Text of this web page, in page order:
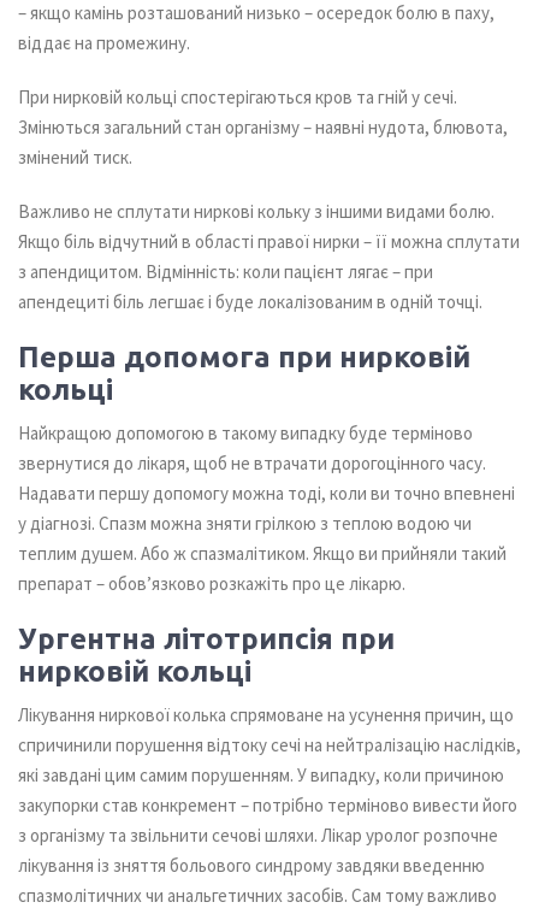
– якщо камінь розташований низько – осередок болю в паху,
віддає на промежину.
При нирковій кольці спостерігаються кров та гній у сечі.
Змінються загальний стан організму – наявні нудота, блювота,
змінений тиск.
Важливо не сплутати ниркові кольку з іншими видами болю.
Якщо біль відчутний в області правої нирки – її можна сплутати
з апендицитом. Відмінність: коли пацієнт лягає – при
апендециті біль легшає і буде локалізованим в одній точці.
Перша допомога при нирковій
кольці
Найкращою допомогою в такому випадку буде терміново
звернутися до лікаря, щоб не втрачати дорогоцінного часу.
Надавати першу допомогу можна тоді, коли ви точно впевнені
у діагнозі. Спазм можна зняти грілкою з теплою водою чи
теплим душем. Або ж спазмалітиком. Якщо ви прийняли такий
препарат – обов’язково розкажіть про це лікарю.
Ургентна літотрипсія при
нирковій кольці
Лікування ниркової колька спрямоване на усунення причин, що
спричинили порушення відтоку сечі на нейтралізацію наслідків,
які завдані цим самим порушенням. У випадку, коли причиною
закупорки став конкремент – потрібно терміново вивести його
з організму та звільнити сечові шляхи. Лікар уролог розпочне
лікування із зняття больового синдрому завдяки введенню
спазмолітичних чи анальгетичних засобів. Сам тому важливо